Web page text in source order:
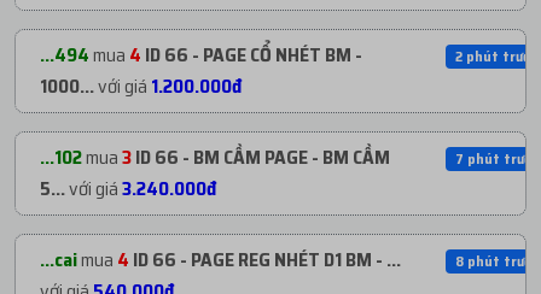
...494mua 4 ID 66 - PAGE CỔ NHÉT BM -
1000...với giá 1.200.000đ
2 phút trước
...102mua3ID 66 - BM CẦM PAGE - BM CẦM
5...với giá3.240.000đ
7 phút trước
...caimua 4 ID 66 - PAGE REG NHÉT D1 BM - ...
8 phút trước